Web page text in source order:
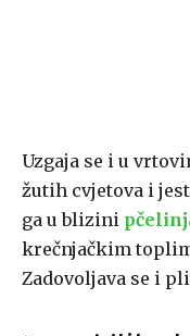
Uzgaja se i u
žutih cvjetova i
ga u blizini
krečnjačkim
Zadovoljava se i